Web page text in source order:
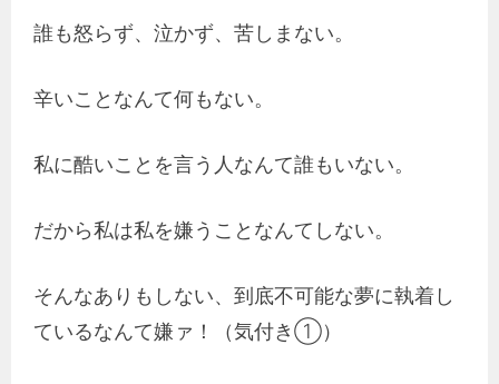
誰も怒らず、泣かず、苦しまない。
辛いことなんて何もない。
私に酷いことを言う人なんて誰もいない。
だから私は私を嫌うことなんてしない。
そんなありもしない、到底不可能な夢に執着し
ているなんて嫌ァ！（気付き①）